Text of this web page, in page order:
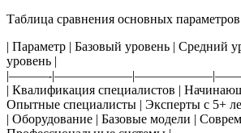
Таблица сравнения основных
| Параметр | Базовый уровень | Средний
уровень |
|———-
| Квалификация специалистов |
Опытные специалисты | Эксперты с 5+
| Оборудование | Базовые модели |